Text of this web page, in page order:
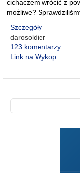
cichaczem wrócić z
możliwe?
Szczegóły
darosoldier
123 komentarzy
Link na Wykop